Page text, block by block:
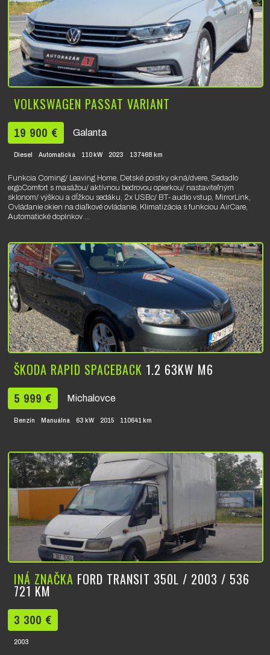
VOLKSWAGEN PASSAT VARIANT
19 900 € Galanta
Diesel Automatická 110 kW 2023 137468 km
Funkcia Coming/ Leaving Home, Detské poistky okná/dvere, Sedadlo
ergoComfort s masážou/ aktívnou bedrovou opierkou/ nastaviteľným
sklonom/ výškou a dĺžkou sedáku, 2x USBc/ BT- audio vstup, MirrorLink,
Ovládanie okien na diaľkové ovládanie, Klimatizácia s funkciou AirCare,
Automatické doplnkov ...
ŠKODA RAPID SPACEBACK 1.2 63KW M6
5 999 € Michalovce
Benzín Manuálna 63 kW 2015 110641 km
INÁ ZNAČKA FORD TRANSIT 350L / 2003 / 536
721 KM
3 300 €
2003